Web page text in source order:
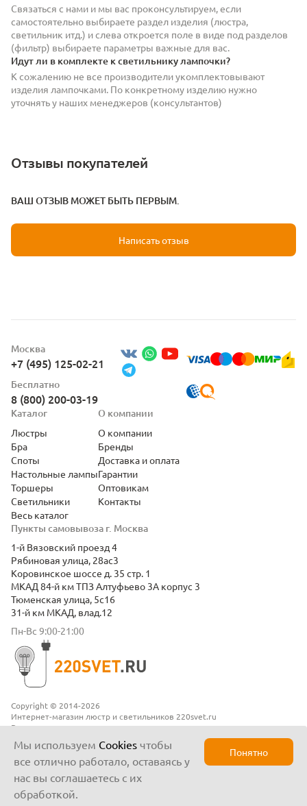
Связаться с нами и мы вас проконсультируем, если
самостоятельно выбираете раздел изделия (люстра,
светильник итд.) и слева откроется поле в виде под разделов
(фильтр) выбираете параметры важные для вас.
Идут ли в комплекте к светильнику лампочки?
К сожалению не все производители укомплектовывают
изделия лампочками. По конкретному изделию нужно
уточнять у наших менеджеров (консультантов)
Отзывы покупателей
ВАШ ОТЗЫВ МОЖЕТ БЫТЬ ПЕРВЫМ.
Написать отзыв
Copyright © 2014-2026
Интернет-магазин люстр и светильников 220svet.ru
Все права защищены
Москва
+7 (495) 125-02-21
Бесплатно
8 (800) 200-03-19
Пункты самовывоза г. Москва
1-й Вязовский проезд 4
Рябиновая улица, 28ас3
Коровинское шоссе д. 35 стр. 1
МКАД 84-й км ТПЗ Алтуфьево 3А корпус 3
Тюменская улица, 5с16
31-й км МКАД, влад.12
Пн-Вс 9:00-21:00
Каталог
Люстры
Бра
Споты
Настольные лампы
Торшеры
Светильники
Весь каталог
О компании
О компании
Бренды
Доставка и оплата
Гарантии
Оптовикам
Контакты
Мы используем Cookies чтобы
все отлично работало, оставаясь у
нас вы соглашаетесь с их
обработкой.
Понятно